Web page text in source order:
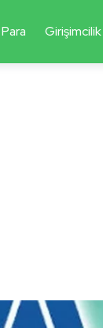
Girişimcilik